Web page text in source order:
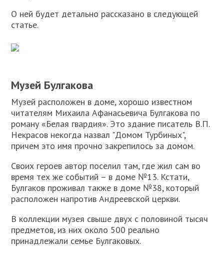
О ней будет детально рассказано в следующей
статье.
Музей Булгакова
Музей расположен в доме, хорошо известном
читателям Михаила Афанасьевича Булгакова по
роману «Белая гвардия». Это здание писатель В.П.
Некрасов некогда назвал "Домом Турбиных",
причем это имя прочно закрепилось за домом.
Своих героев автор поселил там, где жил сам во
время тех же событий – в доме №13. Кстати,
Булгаков проживал также в доме №38, который
расположен напротив Андреевской церкви.
В коллекции музея свыше двух с половиной тысяч
предметов, из них около 500 реально
принадлежали семье Булгаковых.